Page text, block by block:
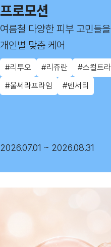
프로모션
여름철 다양한 피부 고민들
개인별 맞춤 케어
#리투오 #리쥬란
#스컬트라
#울쎄라프라임
#덴서티
2026.07.01 ~ 2026.08.31